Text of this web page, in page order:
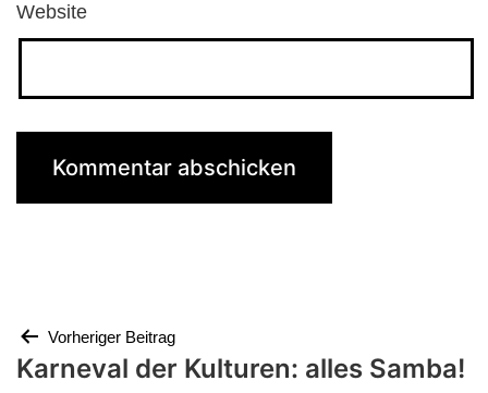
Website
Beitragsnavigation
Vorheriger Beitrag
Karneval der Kulturen: alles Samba!